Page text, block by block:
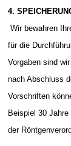
4.
Wir bewahren
für die
Vorgaben sind
nach Abschluss
Vorschriften
Beispiel 30
der